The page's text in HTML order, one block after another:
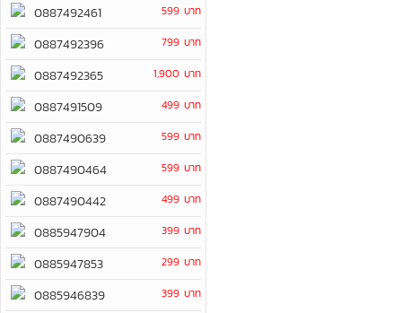
0887492461 599 บาท
0887492396 799 บาท
0887492365 1,900 บาท
0887491509 499 บาท
0887490639 599 บาท
0887490464 599 บาท
0887490442 499 บาท
0885947904 399 บาท
0885947853 299 บาท
0885946839 399 บาท